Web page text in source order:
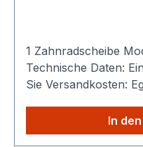
1 Zahnradscheibe
Technische Daten:
Sie Versandkosten:
einmalig die höheren
In